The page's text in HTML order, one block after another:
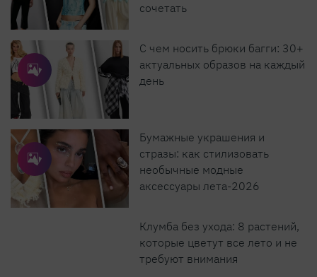
сочетать
С чем носить брюки багги: 30+
актуальных образов на каждый
день
Бумажные украшения и
стразы: как стилизовать
необычные модные
аксессуары лета-2026
Клумба без ухода: 8 растений,
которые цветут все лето и не
требуют внимания